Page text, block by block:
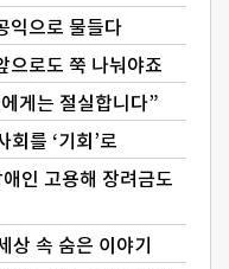
익으로 물들다
로도 쭉 나눠야죠
게는 절실합니다”
회를 ‘기회’로
인 고용해 장려금도
상 속 숨은 이야기